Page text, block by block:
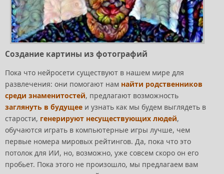
Создание картины из фотографий
Пока что нейросети существуют в нашем мире для
развлечения: они помогают нам найти родственников
среди знаменитостей, предлагают возможность
заглянуть в будущее и узнать как мы будем выглядеть в
старости, генерируют несуществующих людей,
обучаются играть в компьютерные игры лучше, чем
первые номера мировых рейтингов. Да, пока что это
потолок для ИИ, но, возможно, уже совсем скоро он его
пробьет. Пока этого не произошло, мы предлагаем вам